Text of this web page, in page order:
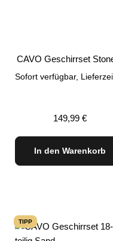
CAVO Geschirrset
Regulärer Preis:
149,99 €
In den Warenkorb
TIPP